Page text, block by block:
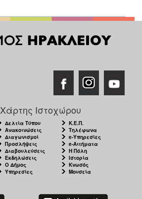
Χάρτης Ιστοχώρου
Δελτία Τύπου
Ανακοινώσεις
Διαγωνισμοί
Προσλήψεις
Διαβουλεύσεις
Εκδηλώσεις
Ο Δήμος
Υπηρεσίες
Κ.Ε.Π.
Τηλέφωνα
e-Υπηρεσίες
e-Αιτήματα
Η Πόλη
Ιστορία
Κνωσός
Μουσεία